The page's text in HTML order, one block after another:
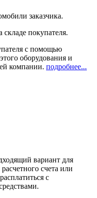
заказчика.
покупателя.
с помощью
оборудования и
компании. подробнее...
вариант для
счета или
с